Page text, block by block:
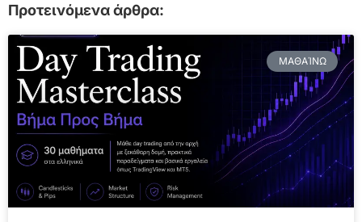
Προτεινόμενα άρθρα:
ΜΑΘΑΊΝΩ